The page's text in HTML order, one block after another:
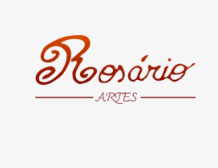
conteúdo